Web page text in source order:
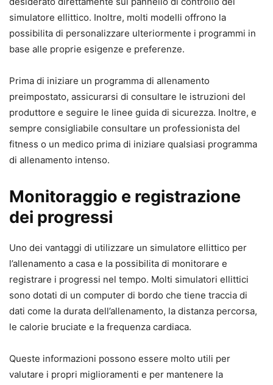
simulatore ellittico. Inoltre, molti modelli offrono la
possibilita di personalizzare ulteriormente i programmi in
base alle proprie esigenze e preferenze.
Prima di iniziare un programma di allenamento
preimpostato, assicurarsi di consultare le istruzioni del
produttore e seguire le linee guida di sicurezza. Inoltre, e
sempre consigliabile consultare un professionista del
fitness o un medico prima di iniziare qualsiasi programma
di allenamento intenso.
Monitoraggio e registrazione
dei progressi
Uno dei vantaggi di utilizzare un simulatore ellittico per
l’allenamento a casa e la possibilita di monitorare e
registrare i progressi nel tempo. Molti simulatori ellittici
sono dotati di un computer di bordo che tiene traccia di
dati come la durata dell’allenamento, la distanza percorsa,
le calorie bruciate e la frequenza cardiaca.
Queste informazioni possono essere molto utili per
valutare i propri miglioramenti e per mantenere la